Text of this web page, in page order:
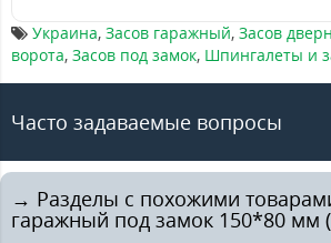
Украина, Засов гаражный, Засов
ворота, Засов под замок, Шпингалеты и
Часто задаваемые вопросы
→ Разделы с похожими
гаражный под замок 150*80 мм